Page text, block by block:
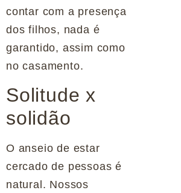
contar com a presença
dos filhos, nada é
garantido, assim como
no casamento.
Solitude x
solidão
O anseio de estar
cercado de pessoas é
natural. Nossos